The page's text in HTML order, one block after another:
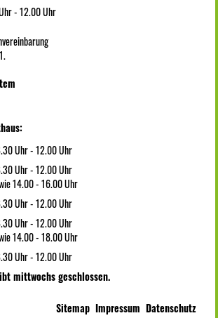
- 12.00 Uhr
Uhr - 12.00 Uhr
Uhr - 12.00 Uhr
14.00 - 16.00 Uhr
Uhr - 12.00 Uhr
Uhr - 12.00 Uhr
14.00 - 18.00 Uhr
Uhr - 12.00 Uhr
mittwochs geschlossen.
Sitemap Impressum Datenschutz